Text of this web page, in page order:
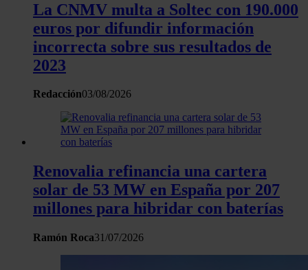
La CNMV multa a Soltec con 190.000
euros por difundir información
incorrecta sobre sus resultados de
2023
Redacción03/08/2026
Renovalia refinancia una cartera
solar de 53 MW en España por 207
millones para hibridar con baterías
Ramón Roca31/07/2026